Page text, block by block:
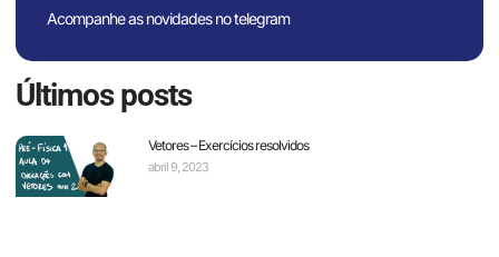
Acompanhe as novidades no telegram
Últimos posts
Vetores – Exercícios resolvidos
abril 9, 2023